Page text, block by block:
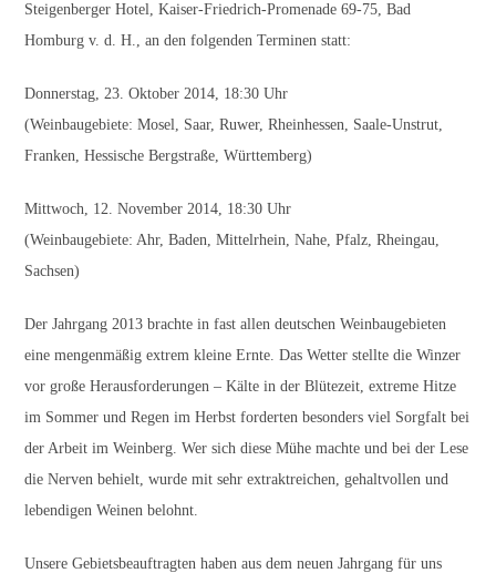
Steigenberger Hotel, Kaiser-Friedrich-Promenade 69-75, Bad
Homburg v. d. H., an den folgenden Terminen statt:
Donnerstag, 23. Oktober 2014, 18:30 Uhr
(Weinbaugebiete: Mosel, Saar, Ruwer, Rheinhessen, Saale-Unstrut,
Franken, Hessische Bergstraße, Württemberg)
Mittwoch, 12. November 2014, 18:30 Uhr
(Weinbaugebiete: Ahr, Baden, Mittelrhein, Nahe, Pfalz, Rheingau,
Sachsen)
Der Jahrgang 2013 brachte in fast allen deutschen Weinbaugebieten
eine mengenmäßig extrem kleine Ernte. Das Wetter stellte die Winzer
vor große Herausforderungen – Kälte in der Blütezeit, extreme Hitze
im Sommer und Regen im Herbst forderten besonders viel Sorgfalt bei
der Arbeit im Weinberg. Wer sich diese Mühe machte und bei der Lese
die Nerven behielt, wurde mit sehr extraktreichen, gehaltvollen und
lebendigen Weinen belohnt.
Unsere Gebietsbeauftragten haben aus dem neuen Jahrgang für uns